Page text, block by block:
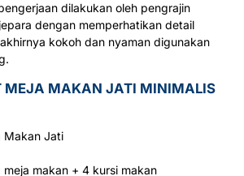
dilakukan oleh pengrajin
dengan memperhatikan detail
kokoh dan nyaman digunakan
MEJA MAKAN JATI MINIMALIS
Makan Jati
meja makan + 4 kursi makan